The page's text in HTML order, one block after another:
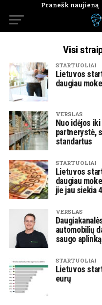
Pranešk naujieną
Visi
STARTUOLIAI
Lietuvos
daugiau
VERSLAS
Nuo idėjos
partnerystė,
standartus
STARTUOLIAI
Lietuvos
daugiau
jie jau siekia
VERSLAS
automobilių
saugo aplinką
STARTUOLIAI
Lietuvos
eurų